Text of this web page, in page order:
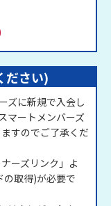
ださい)
ズに新規で入会し
マートメンバーズ
すのでご了承くだ
ーズリンク」よ
の取得)が必要で